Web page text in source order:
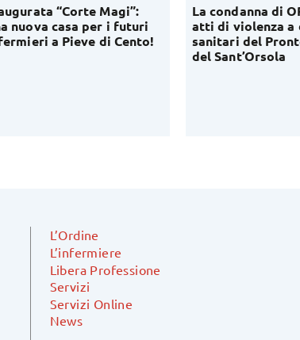
“Corte Magi”:
nuova casa per i futuri
a Pieve di Cento!
La condanna di
atti di violenza a
sanitari del
del Sant’Orsola
L’Ordine
L’infermiere
Libera Professione
Servizi
Servizi Online
News